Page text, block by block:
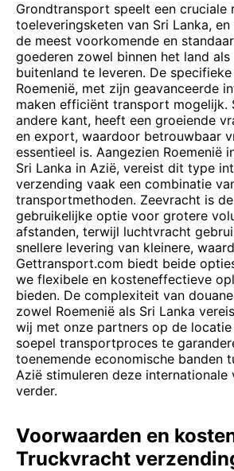
Grondtransport speelt een cruciale
toeleveringsketen van Sri Lanka,
de meest voorkomende en
goederen zowel binnen het land als
buitenland te leveren. De
Roemenië, met zijn geavanceerde
maken efficiënt transport mogelijk.
andere kant, heeft een groeiende
en export, waardoor betrouwbaar
essentieel is. Aangezien Roemenië
Sri Lanka in Azië, vereist dit type
verzending vaak een combinatie
transportmethoden. Zeevracht is
gebruikelijke optie voor grotere
afstanden, terwijl luchtvracht
snellere levering van kleinere,
Gettransport.com biedt beide
we flexibele en kosteneffectieve
bieden. De complexiteit van
zowel Roemenië als Sri Lanka
wij met onze partners op de locatie
soepel transportproces te
toenemende economische banden
Azië stimuleren deze internationale
verder.
Voorwaarden en
Truckvracht